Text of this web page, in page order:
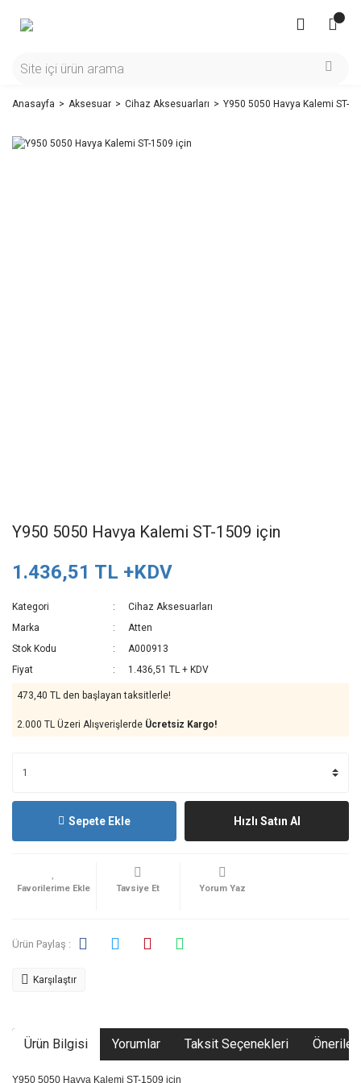
Anasayfa Aksesuar Cihaz Aksesuarları Y950 5050 Havya Kalemi ST-
Y950 5050 Havya Kalemi ST-1509 için
1.436,51 TL +KDV
Kategori
Cihaz Aksesuarları
Marka
Atten
Stok Kodu
A000913
Fiyat
1.436,51 TL + KDV
473,40 TL den başlayan taksitlerle!
2.000 TL Üzeri Alışverişlerde Ücretsiz Kargo!
Sepete Ekle Hızlı Satın Al
Tavsiye Et Yorum Yaz
Ürün Paylaş :
Karşılaştır
Ürün Bilgisi Yorumlar Taksit Seçenekleri
Y950 5050 Havya Kalemi ST-1509 için